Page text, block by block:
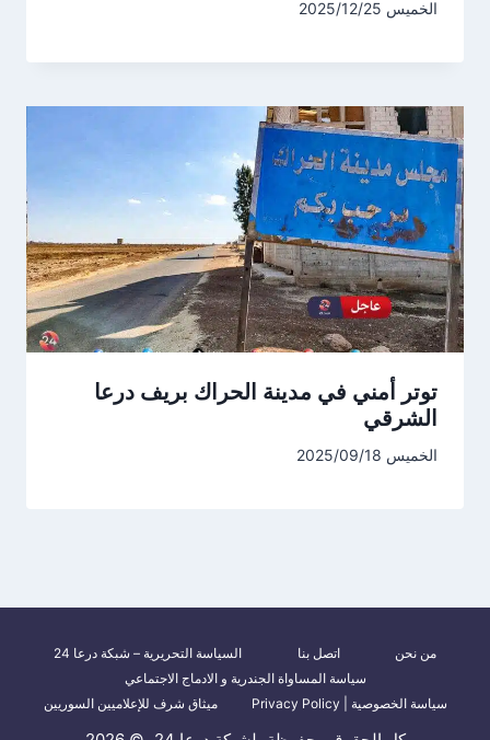
الخميس 2025/12/25
توتر أمني في مدينة الحراك بريف درعا
الشرقي
الخميس 2025/09/18
من نحن اتصل بنا
السياسة التحريرية – شبكة درعا 24
سياسة المساواة الجندرية و الادماج الاجتماعي
سياسة الخصوصية | Privacy Policy
ميثاق شرف للإعلاميين السوريين